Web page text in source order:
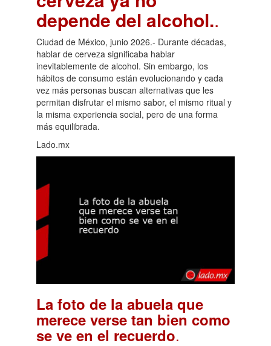
depende del alcohol..
Ciudad de México, junio 2026.- Durante décadas,
hablar de cerveza significaba hablar
inevitablemente de alcohol. Sin embargo, los
hábitos de consumo están evolucionando y cada
vez más personas buscan alternativas que les
permitan disfrutar el mismo sabor, el mismo ritual y
la misma experiencia social, pero de una forma
más equilibrada.
Lado.mx
La foto de la abuela que
merece verse tan bien como
se ve en el recuerdo.